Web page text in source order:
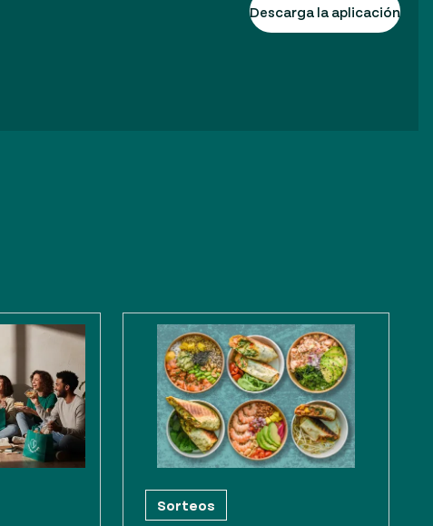
Descarga la aplicación
Sorteos